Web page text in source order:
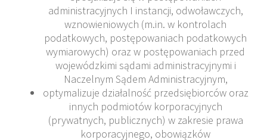
administracyjnych I instancji, odwoławczych,
wznowieniowych (m.in. w kontrolach
podatkowych, postępowaniach podatkowych
wymiarowych) oraz w postępowaniach przed
wojewódzkimi sądami administracyjnymi i
Naczelnym Sądem Administracyjnym,
optymalizuje działalność przedsiębiorców oraz
innych podmiotów korporacyjnych
(prywatnych, publicznych) w zakresie prawa
korporacyjnego, obowiązków